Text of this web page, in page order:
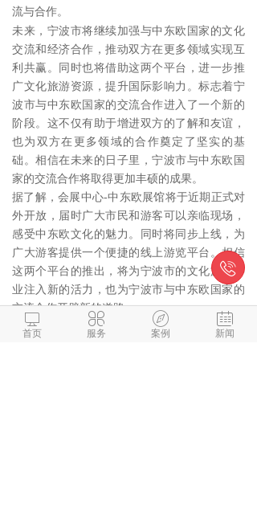
流与合作。
未来，宁波市将继续加强与中东欧国家的文化
交流和经济合作，推动双方在更多领域实现互
利共赢。同时也将借助这两个平台，进一步推
广文化旅游资源，提升国际影响力。标志着宁
波市与中东欧国家的交流合作进入了一个新的
阶段。这不仅有助于增进双方的了解和友谊，
也为双方在更多领域的合作奠定了坚实的基
础。相信在未来的日子里，宁波市与中东欧国
家的交流合作将取得更加丰硕的成果。
据了解，会展中心-中东欧展馆将于近期正式对
外开放，届时广大市民和游客可以亲临现场，
感受中东欧文化的魅力。同时将同步上线，为
广大游客提供一个便捷的线上游览平台。相信
这两个平台的推出，将为宁波市的文化旅游事
业注入新的活力，也为宁波市与中东欧国家的
交流合作开辟新的道路。

首页

服务

案例

新闻
